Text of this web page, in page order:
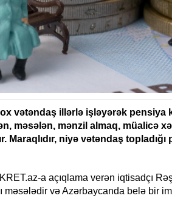
vətəndaş illərlə işləyərək pensiya
məsələn, mənzil almaq, müalicə
Maraqlıdır, niyə vətəndaş
a açıqlama verən iqtisadçı
məsələdir və Azərbaycanda belə bir